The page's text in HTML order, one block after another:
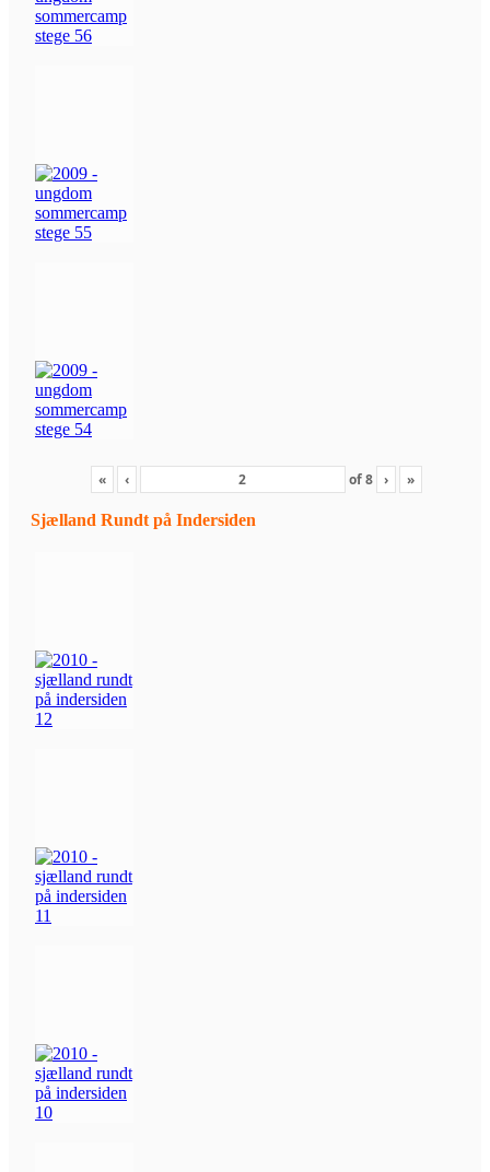
« ‹ of8 › »
Sjælland Rundt på Indersiden